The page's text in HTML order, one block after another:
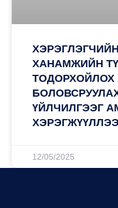
ХАНАМЖИЙН
ТОДОРХОЙЛОХ
ҮЙЛЧИЛГЭЭГ
12/05/2025